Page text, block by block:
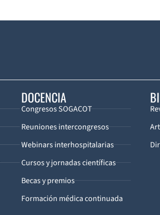
DOCENCIA
Congresos SOGACOT
Reuniones intercongresos
Webinars interhospitalarias
Cursos y jornadas científicas
Becas y premios
Formación médica continuada